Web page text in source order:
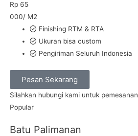
Rp 65
000/ M2
Finishing RTM & RTA
Ukuran bisa custom
Pengiriman Seluruh Indonesia
Pesan Sekarang
Silahkan hubungi kami untuk pemesanan
Popular
Batu Palimanan